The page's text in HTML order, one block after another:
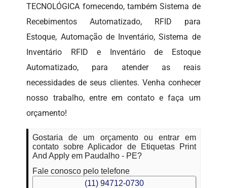
TECNOLÓGICA fornecendo, também Sistema de
Recebimentos Automatizado, RFID para
Estoque, Automação de Inventário, Sistema de
Inventário RFID e Inventário de Estoque
Automatizado, para atender as reais
necessidades de seus clientes. Venha conhecer
nosso trabalho, entre em contato e faça um
orçamento!
Gostaria de um orçamento ou entrar em
contato sobre Aplicador de Etiquetas Print
And Apply em Paudalho - PE?
Fale conosco pelo telefone
(11) 94712-0730